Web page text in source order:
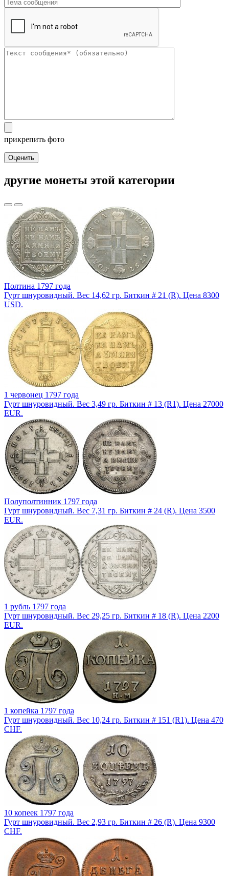
прикрепить фото
Оценить
другие монеты этой категории
Полтина 1797 года
Гурт шнуровидный. Вес 14,62 гр. Биткин # 21 (R). Цена 8300
USD.
1 червонец 1797 года
Гурт шнуровидный. Вес 3,49 гр. Биткин # 13 (R1). Цена 27000
EUR.
Полуполтинник 1797 года
Гурт шнуровидный. Вес 7,31 гр. Биткин # 24 (R). Цена 3500
EUR.
1 рубль 1797 года
Гурт шнуровидный. Вес 29,25 гр. Биткин # 18 (R). Цена 2200
EUR.
1 копейка 1797 года
Гурт шнуровидный. Вес 10,24 гр. Биткин # 151 (R1). Цена 470
CHF.
10 копеек 1797 года
Гурт шнуровидный. Вес 2,93 гр. Биткин # 26 (R). Цена 9300
CHF.